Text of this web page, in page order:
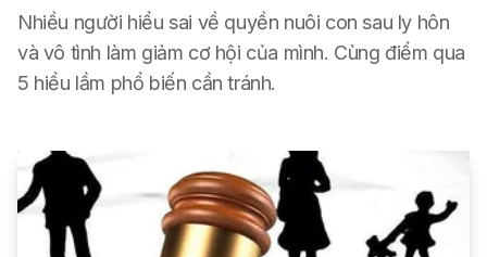
Nhiều người hiểu sai về quyền nuôi con sau ly hôn
và vô tình làm giảm cơ hội của mình. Cùng điểm qua
5 hiểu lầm phổ biến cần tránh.